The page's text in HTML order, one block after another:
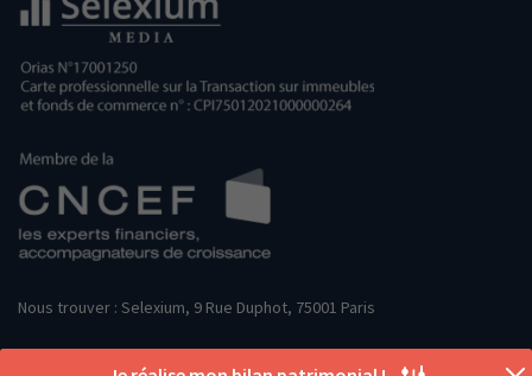
Nous trouver : Selexium, 9 Rue Duphot, 75001 Paris